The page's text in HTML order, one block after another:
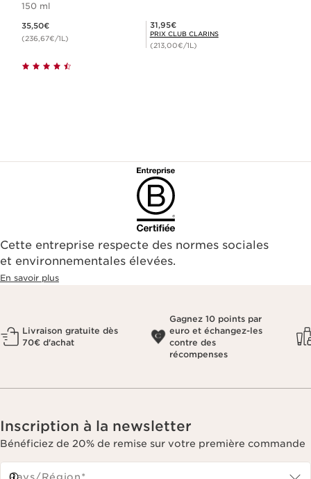
150 ml
35,50€
(236,67€/1L)
Prix Club Clarins 31,95€
31,95€
PRIX CLUB CLARINS
(213,00€/1L)
Cette entreprise respecte des normes sociales
et environnementales élevées.
En savoir plus
Livraison gratuite dès
70€ d'achat
Gagnez 10 points par
euro et échangez-les
contre des
récompenses
Inscription à la newsletter
Bénéficiez de 20% de remise sur votre première commande